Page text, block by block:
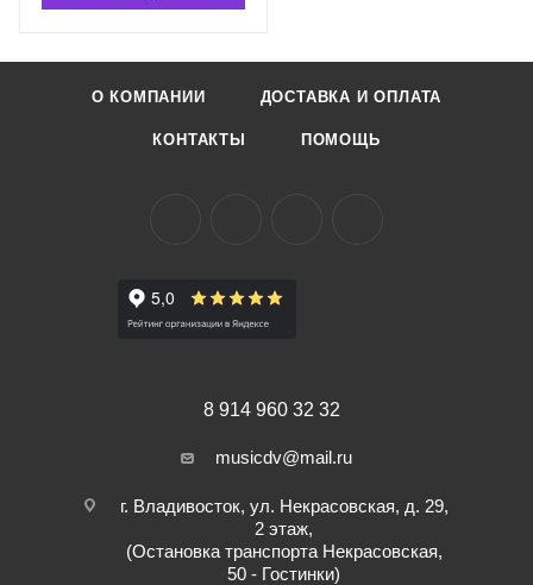
О КОМПАНИИ ДОСТАВКА И ОПЛАТА
КОНТАКТЫ ПОМОЩЬ
8 914 960 32 32
musicdv@mail.ru
г. Владивосток, ул. Некрасовская, д. 29,
2 этаж,
(Остановка транспорта Некрасовская,
50 - Гостинки)